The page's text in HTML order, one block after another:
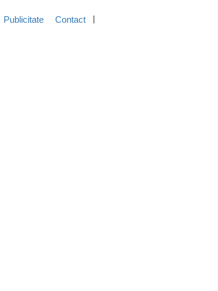
Publicitate Contact